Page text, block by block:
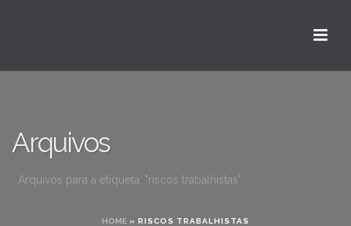
Arquivos
Arquivos para a etiqueta: "riscos trabalhistas"
HOME » RISCOS TRABALHISTAS